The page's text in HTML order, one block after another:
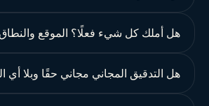
هل أملك كل شيء فعلًا؟ الموقع
هل التدقيق المجاني مجاني حقًا وبلا أي